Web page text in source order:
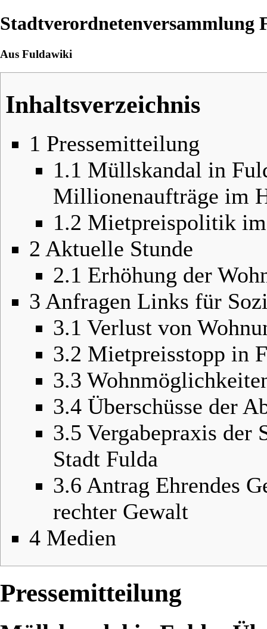
Stadtverordnetenversammlung
Aus Fuldawiki
Inhaltsverzeichnis
1 Pressemitteilung
1.1 Müllskandal in
Millionenaufträge im
1.2 Mietpreispolitik
2 Aktuelle Stunde
2.1 Erhöhung der
3 Anfragen Links für
3.1 Verlust von
3.2 Mietpreisstopp in
3.3
3.4 Überschüsse der
3.5 Vergabepraxis
Stadt Fulda
3.6 Antrag Ehrendes
rechter Gewalt
4 Medien
Pressemitteilung